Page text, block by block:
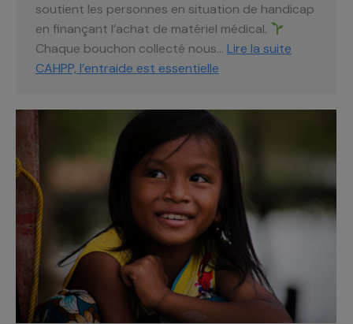
soutient les personnes en situation de handicap
en finançant l’achat de matériel médical.
Chaque bouchon collecté nous… Lire la suite
CAHPP, l’entraide est essentielle